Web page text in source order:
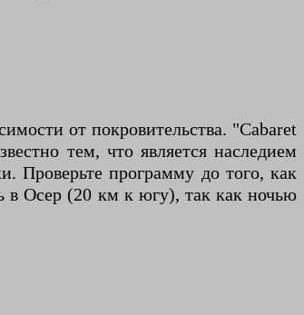
от покровительства. "Cabaret
тем, что является наследием
Проверьте программу до того, как
в Осер (20 км к югу), так как ночью